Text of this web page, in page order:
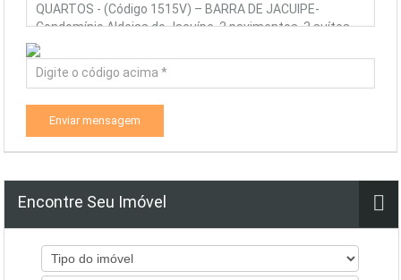
Enviar mensagem
Encontre Seu Imóvel